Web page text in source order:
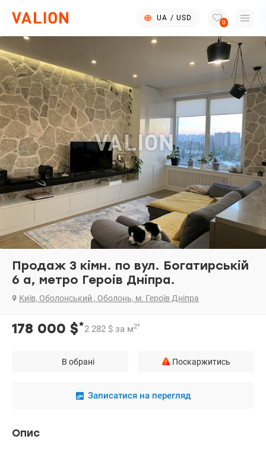
UA / USD
0
Продаж 3 кімн. по вул. Богатирській
6 а, метро Героів Дніпра.
Київ, Оболонський , Оболонь, м. Героїв Дніпра
178 000 $*2 282 $ за м2*
В обрані Поскаржитись
Записатися на перегляд
Опис